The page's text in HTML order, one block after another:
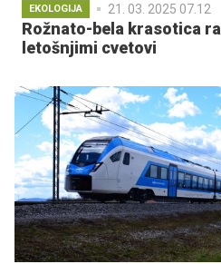
EKOLOGIJA 21. 03. 2025 07.12
Rožnato-bela krasotica
letošnjimi cvetovi